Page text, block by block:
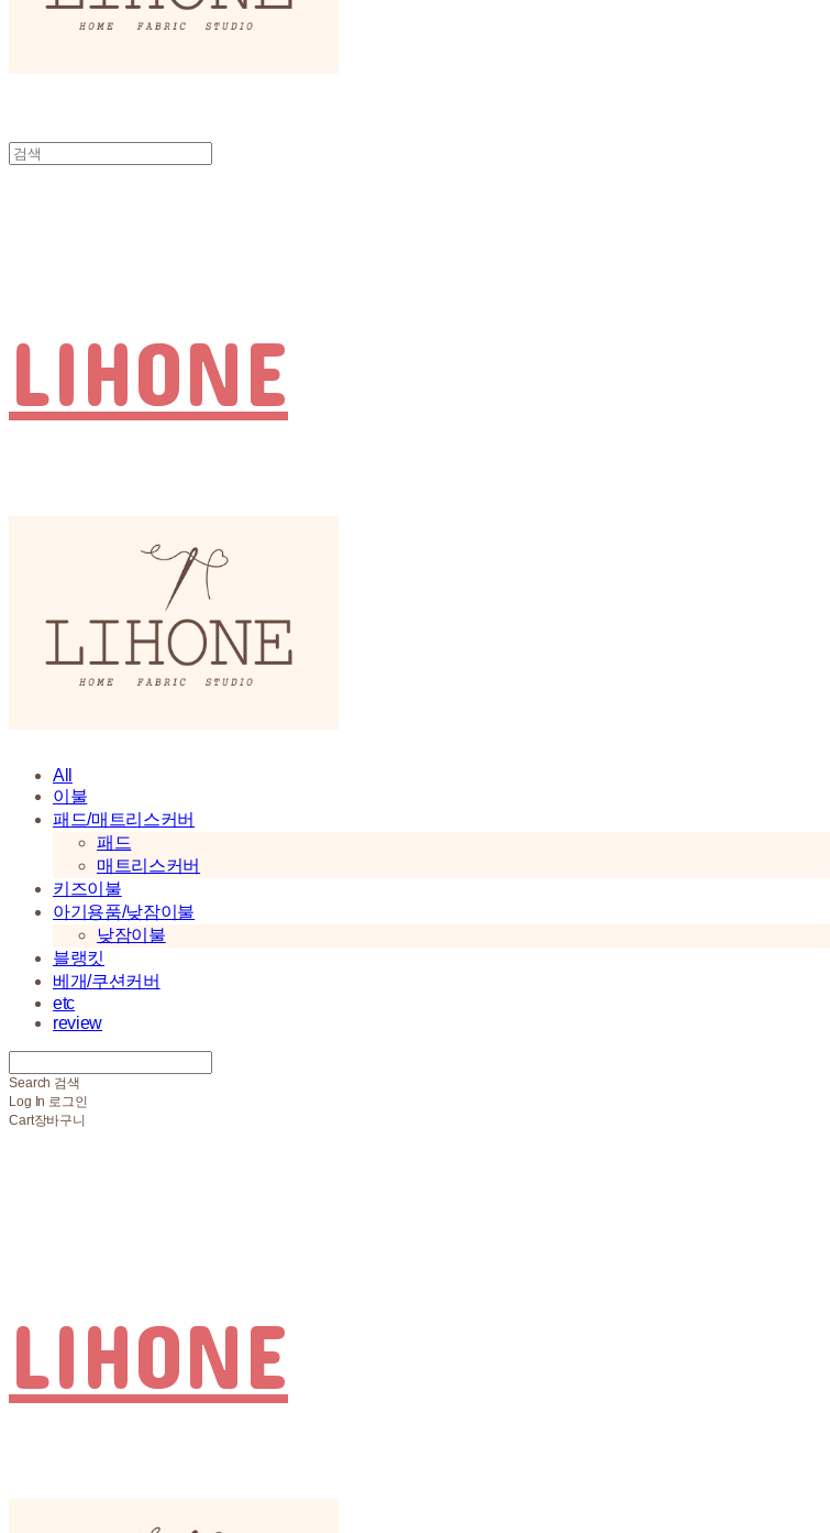
LIHONE
All
이불
패드/매트리스커버
패드
매트리스커버
키즈이불
아기용품/낮잠이불
낮잠이불
블랭킷
베개/쿠션커버
etc
review
Search 검색
Log In 로그인
Cart장바구니
LIHONE